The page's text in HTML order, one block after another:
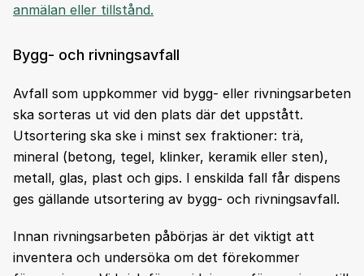
anmälan eller tillstånd.
Bygg- och rivningsavfall
Avfall som uppkommer vid bygg- eller rivningsarbeten
ska sorteras ut vid den plats där det uppstått.
Utsortering ska ske i minst sex fraktioner: trä,
mineral (betong, tegel, klinker, keramik eller sten),
metall, glas, plast och gips. I enskilda fall får dispens
ges gällande utsortering av bygg- och rivningsavfall.
Innan rivningsarbeten påbörjas är det viktigt att
inventera och undersöka om det förekommer